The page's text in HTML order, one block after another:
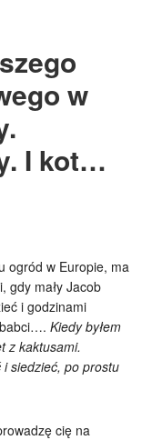
w
I kot…
ogród w Europie, ma
gdy mały Jacob
i godzinami
Kiedy byłem
z kaktusami.
i siedzieć, po prostu
cię na